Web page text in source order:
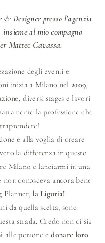
Designer presso l’agenzia
al mio compagno
Matteo Cavassa.
degli eventi e
inizia a Milano nel2009,
diversi stages e lavori
la professione che
e alla voglia di creare
la differenza in questo
Milano e lanciarmi in una
conosceva ancora bene
Planner,la Liguria!
da quella scelta, sono
strada. Credo non ci sia
alle persone edonare loro